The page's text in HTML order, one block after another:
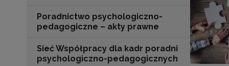
Poradnictwo psychologiczno-
pedagogiczne – akty prawne
Sieć Współpracy dla kadr poradni
psychologiczno-pedagogicznych